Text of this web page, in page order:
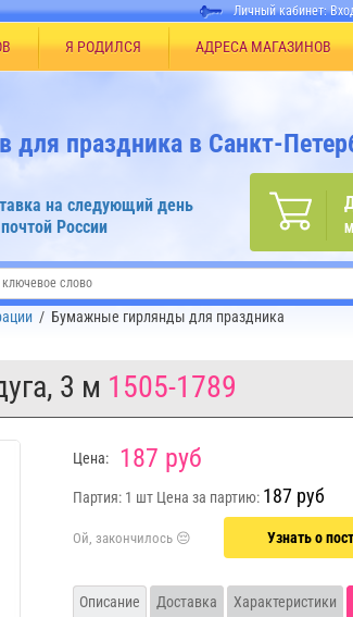
Личный кабинет:
Я РОДИЛСЯ АДРЕСА МАГАЗИНОВ
для праздника в Санкт-
на следующий день
России
/ Бумажные гирлянды для праздника
3 м 1505-1789
Цена: 187 руб
Партия: 1 шт Цена за партию: 187 руб
Узнать о
Описание Доставка Характеристики